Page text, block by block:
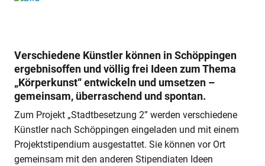
Verschiedene Künstler können in Schöppingen
ergebnisoffen und völlig frei Ideen zum Thema
„Körperkunst“ entwickeln und umsetzen –
gemeinsam, überraschend und spontan.
Zum Projekt „Stadtbesetzung 2” werden verschiedene
Künstler nach Schöppingen eingeladen und mit einem
Projektstipendium ausgestattet. Sie können vor Ort
gemeinsam mit den anderen Stipendiaten Ideen